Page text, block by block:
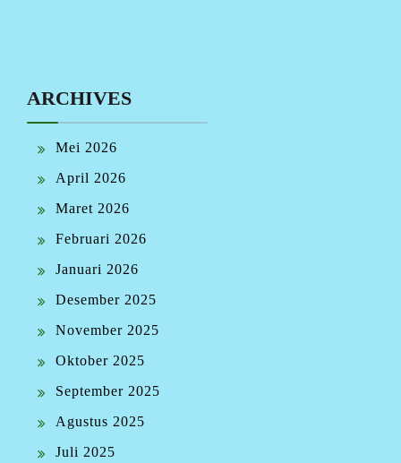
ARCHIVES
Mei 2026
April 2026
Maret 2026
Februari 2026
Januari 2026
Desember 2025
November 2025
Oktober 2025
September 2025
Agustus 2025
Juli 2025